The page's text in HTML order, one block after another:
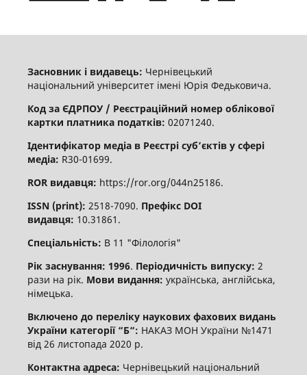
Засновник і видавець: Чернівецький
національний університет імені Юрія Федьковича.
Код за ЄДРПОУ / Реєстраційний номер облікової
картки платника податків: 02071240.
Ідентифікатор медіа в Реєстрі суб’єктів у сфері
медіа: R30-01699.
ROR видавця: https://ror.org/044n25186.
ISSN (print): 2518-7090. Префікс DOI
видавця: 10.31861.
Спеціальність: В 11 "Філологія"
Рік заснування: 1996. Періодичність випуску: 2
рази на рік. Мови видання: українська, англійська,
німецька.
Включено до переліку наукових фахових видань
України категорії “Б“: НАКАЗ МОН України №1471
від 26 листопада 2020 р.
Контактна адреса: Чернівецький національний